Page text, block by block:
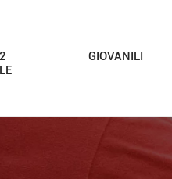
GIOVANILI